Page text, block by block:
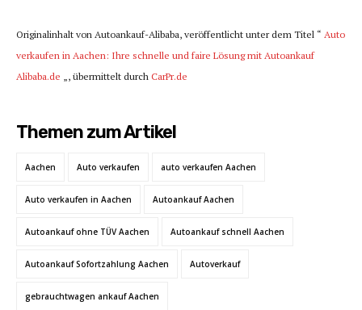
Originalinhalt von Autoankauf-Alibaba, veröffentlicht unter dem Titel “ Auto
verkaufen in Aachen: Ihre schnelle und faire Lösung mit Autoankauf
Alibaba.de „, übermittelt durch CarPr.de
Themen zum Artikel
Aachen Auto verkaufen auto verkaufen Aachen
Auto verkaufen in Aachen Autoankauf Aachen
Autoankauf ohne TÜV Aachen Autoankauf schnell Aachen
Autoankauf Sofortzahlung Aachen Autoverkauf
gebrauchtwagen ankauf Aachen